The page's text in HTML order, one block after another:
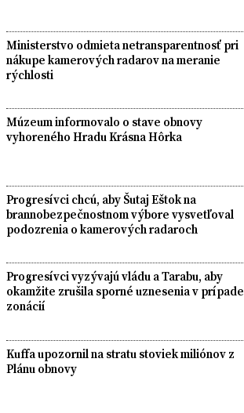
Ministerstvo odmieta netransparentnosť pri
nákupe kamerových radarov na meranie
rýchlosti
Múzeum informovalo o stave obnovy
vyhoreného Hradu Krásna Hôrka
Progresívci chcú, aby Šutaj Eštok na
brannobezpečnostnom výbore vysvetľoval
podozrenia o kamerových radaroch
Progresívci vyzývajú vládu a Tarabu, aby
okamžite zrušila sporné uznesenia v prípade
zonácií
Kuffa upozornil na stratu stoviek miliónov z
Plánu obnovy